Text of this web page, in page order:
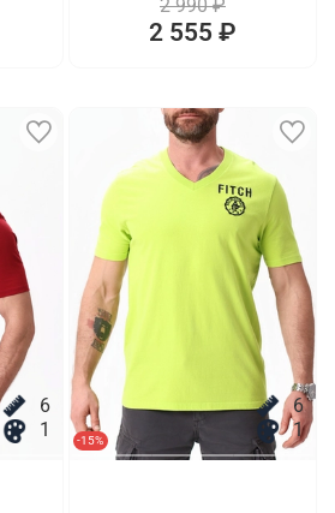
2 990 ₽
2 555 ₽
6
1
-15%
6
1